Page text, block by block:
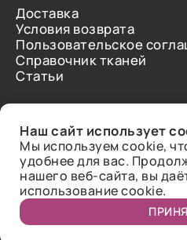
Доставка
Условия возврата
Пользовательское
Справочник тканей
Статьи
О нас
Контакты
Отзывы
Наш сайт использует
Мы используем cookie,
удобнее для вас.
нашего веб-сайта, вы
использование cookie.